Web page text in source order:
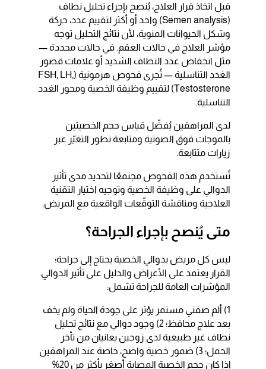
قبل اتخاذ قرار العلاج، يُنصح بإجراء تحليل نطاف
(Semen analysis) واحد أو أكثر لتقييم عدد، حركة
وشكل الحيوانات المنوية، لأن نتائج التحليل توجه
مؤشر العلاج في حالات العقم. في حالات محددة —
مثل انخفاض عدد النطاف الشديد أو علامات قصور
الغدد التناسلية — تُجرى فحوص هرمونية (FSH, LH,
Testosterone) لتقييم وظيفة الخصية ومحور الغدد
التناسلية.
لدى المراهقين يُفضّل قياس حجم الخصيتين
بالموجات فوق الصوتية ومتابعة تطور التغيّر عبر
زيارات متتابعة.
تُستخدم هذه الفحوص مجتمعًا لتحديد مدى تأثير
الدوالي على وظيفة الخصية وتوجيه اختيار التقنية
العلاجية ومناقشة التوقّعات الواقعية مع المريض.
متى يُنصح بإجراء الجراحة؟
ليس كل مريض بدوالي الخصية يحتاج إلى جراحة؛
القرار يعتمد على الأعراض والدليل على تأثير الدوالي.
المؤشرات العامة للجراحة تشمل:
1) ألم صفني مستمر يؤثر على جودة الحياة ولم يخف
بعد علاج محافظ؛ 2) وجود دوالي مع نتائج تحليل
نطاف غير طبيعية لدى زوجين يعانيان من تأخر
الحمل؛ 3) ضمور خصية واضح، خاصة عند المراهقين
إذا كان حجم الخصية المصابة أصغر بأكثر من 20%